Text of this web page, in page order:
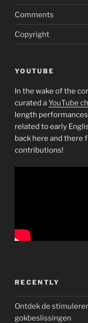
Comments
Copyright
YOUTUBE
In the wake of the
curated aYouTube
length
related to early
back here and there
contributions!
RECENTLY
Ontdek de
gokbeslissingen